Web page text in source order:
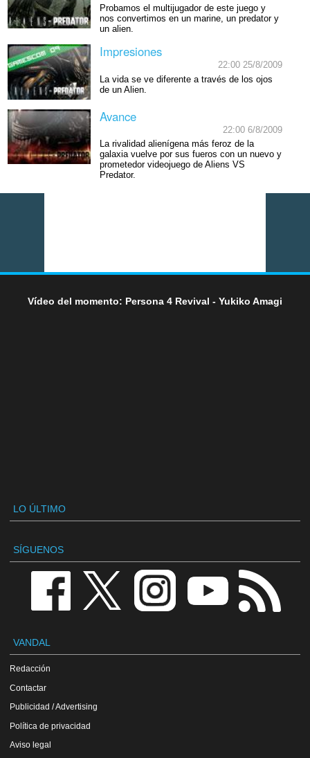
Probamos el multijugador de este juego y
nos convertimos en un marine, un predator y
un alien.
Impresiones
22:00 25/8/2009
La vida se ve diferente a través de los ojos
de un Alien.
Avance
22:00 6/8/2009
La rivalidad alienígena más feroz de la
galaxia vuelve por sus fueros con un nuevo y
prometedor videojuego de Aliens VS
Predator.
Vídeo del momento: Persona 4 Revival - Yukiko Amagi
LO ÚLTIMO
SÍGUENOS
VANDAL
Redacción
Contactar
Publicidad / Advertising
Política de privacidad
Aviso legal